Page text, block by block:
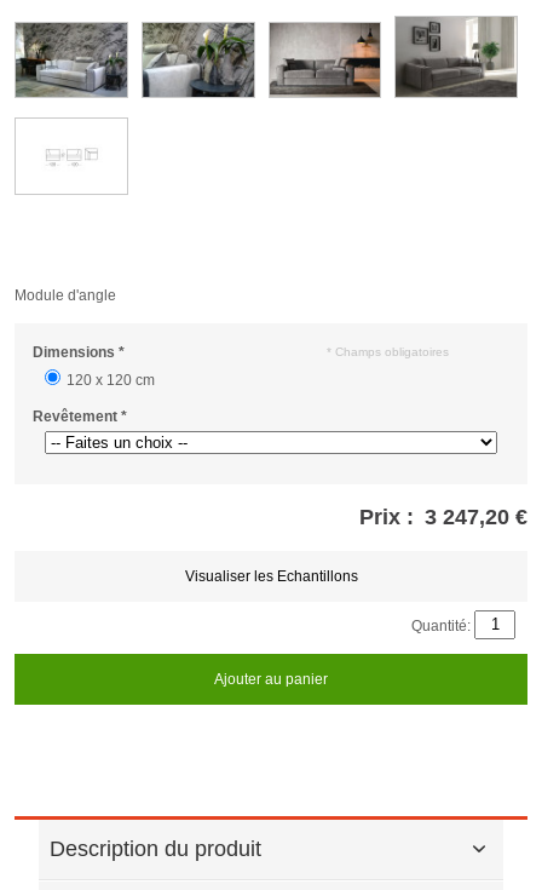
Module d'angle
Dimensions *
120 x 120 cm
Revêtement *
* Champs obligatoires
Prix : 3 247,20 €
Visualiser les Echantillons
Quantité:
Ajouter au panier
Description du produit